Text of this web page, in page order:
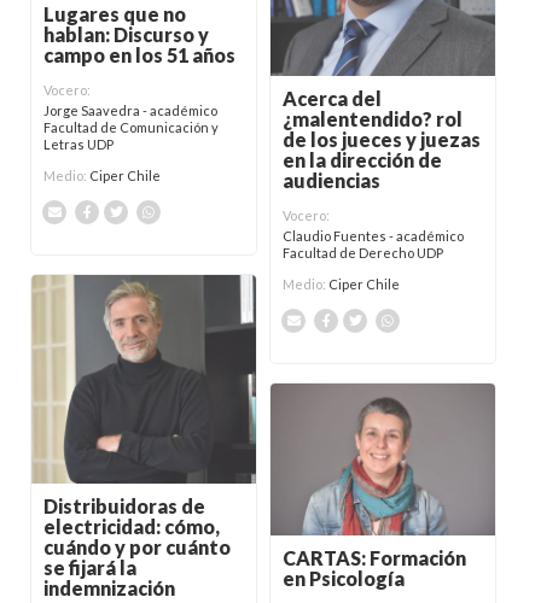
Lugares que no
hablan: Discurso y
campo en los 51 años
Vocero:
Jorge Saavedra - académico
Facultad de Comunicación y
Letras UDP
Medio: Ciper Chile
Acerca del
¿malentendido? rol
de los jueces y juezas
en la dirección de
audiencias
Vocero:
Claudio Fuentes - académico
Facultad de Derecho UDP
Medio: Ciper Chile
Distribuidoras de
electricidad: cómo,
cuándo y por cuánto
se fijará la
indemnización
CARTAS: Formación
en Psicología